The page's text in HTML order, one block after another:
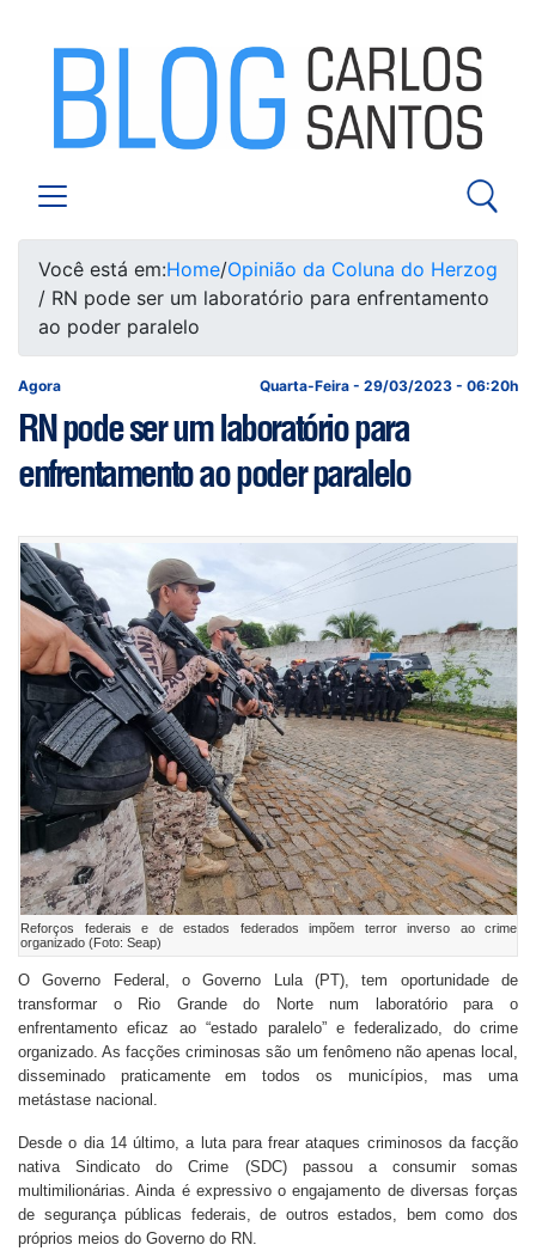
Você está em:Home/Opinião da Coluna do Herzog
/ RN pode ser um laboratório para enfrentamento
ao poder paralelo
Quarta-Feira - 29/03/2023 - 06:20h
Agora
RN pode ser um laboratório para
enfrentamento ao poder paralelo
Reforços federais e de estados federados impõem terror inverso ao crime
organizado (Foto: Seap)
O Governo Federal, o Governo Lula (PT), tem oportunidade de
transformar o Rio Grande do Norte num laboratório para o
enfrentamento eficaz ao “estado paralelo” e federalizado, do crime
organizado. As facções criminosas são um fenômeno não apenas local,
disseminado praticamente em todos os municípios, mas uma
metástase nacional.
Desde o dia 14 último, a luta para frear ataques criminosos da facção
nativa Sindicato do Crime (SDC) passou a consumir somas
multimilionárias. Ainda é expressivo o engajamento de diversas forças
de segurança públicas federais, de outros estados, bem como dos
próprios meios do Governo do RN.